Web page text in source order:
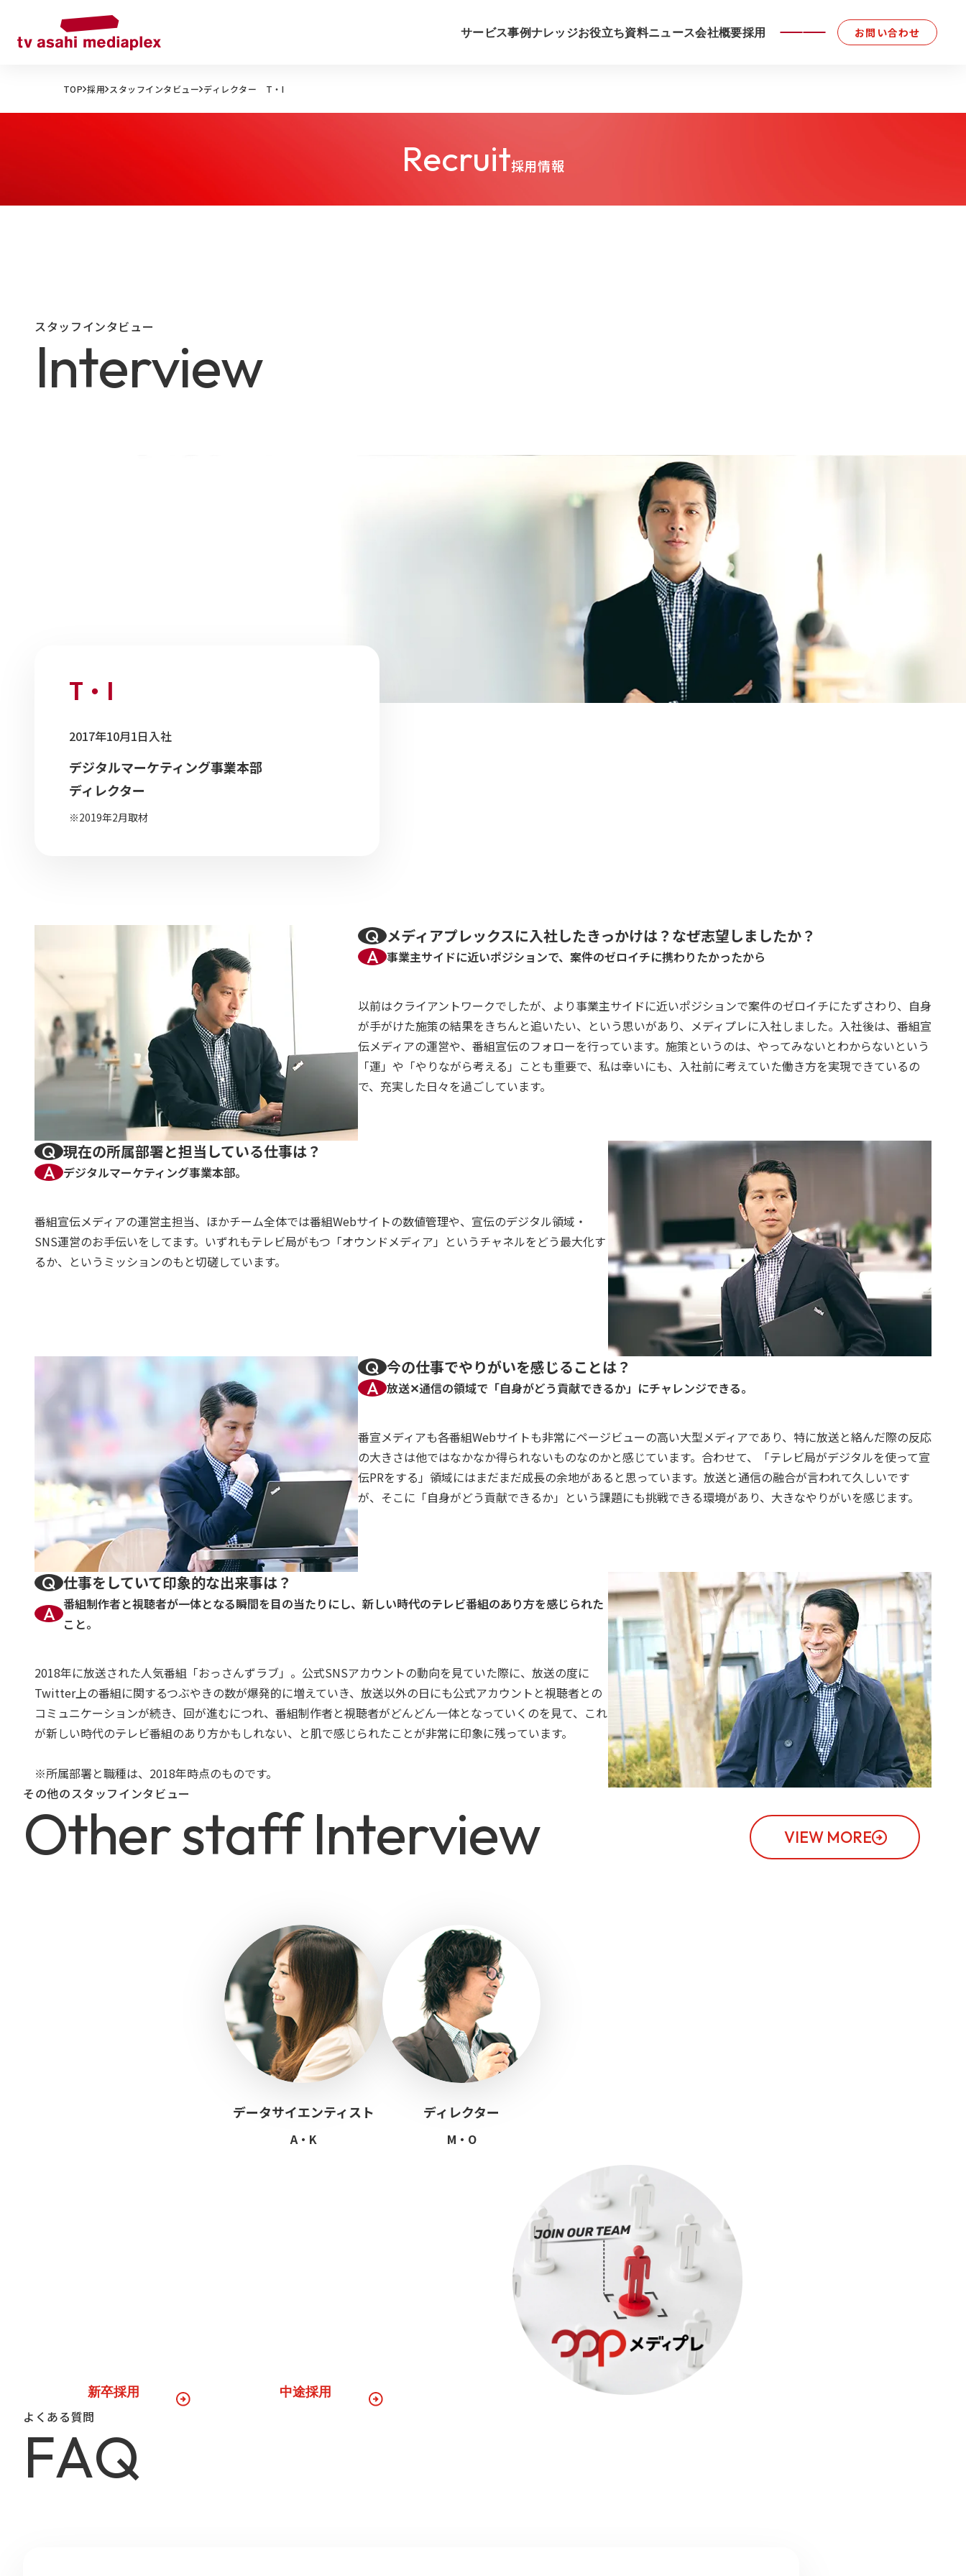
サービス事例ナレッジお役立ち資料ニュース会社概要採用 お問い合わせ
TOP 採用 スタッフインタビュー ディレクター T・I
Recruit採用情報
スタッフインタビュー
Interview
T・I
2017年10月1日入社
デジタルマーケティング事業本部
ディレクター
※2019年2月取材
メディアプレックスに入社したきっかけは？なぜ志望しましたか？
事業主サイドに近いポジションで、案件のゼロイチに携わりたかったから
以前はクライアントワークでしたが、より事業主サイドに近いポジションで案件のゼロイチにたずさわり、自身
が手がけた施策の結果をきちんと追いたい、という思いがあり、メディプレに入社しました。入社後は、番組宣
伝メディアの運営や、番組宣伝のフォローを行っています。施策というのは、やってみないとわからないという
「運」や「やりながら考える」ことも重要で、私は幸いにも、入社前に考えていた働き方を実現できているの
で、充実した日々を過ごしています。
現在の所属部署と担当している仕事は？
デジタルマーケティング事業本部。
番組宣伝メディアの運営主担当、ほかチーム全体では番組Webサイトの数値管理や、宣伝のデジタル領域・
SNS運営のお手伝いをしてます。いずれもテレビ局がもつ「オウンドメディア」というチャネルをどう最大化す
るか、というミッションのもと切磋しています。
今の仕事でやりがいを感じることは？
放送✕通信の領域で「自身がどう貢献できるか」にチャレンジできる。
番宣メディアも各番組Webサイトも非常にページビューの高い大型メディアであり、特に放送と絡んだ際の反応
の大きさは他ではなかなか得られないものなのかと感じています。合わせて、「テレビ局がデジタルを使って宣
伝PRをする」領域にはまだまだ成長の余地があると思っています。放送と通信の融合が言われて久しいです
が、そこに「自身がどう貢献できるか」という課題にも挑戦できる環境があり、大きなやりがいを感じます。
仕事をしていて印象的な出来事は？
番組制作者と視聴者が一体となる瞬間を目の当たりにし、新しい時代のテレビ番組のあり方を感じられた
こと。
2018年に放送された人気番組「おっさんずラブ」。公式SNSアカウントの動向を見ていた際に、放送の度に
Twitter上の番組に関するつぶやきの数が爆発的に増えていき、放送以外の日にも公式アカウントと視聴者との
コミュニケーションが続き、回が進むにつれ、番組制作者と視聴者がどんどん一体となっていくのを見て、これ
が新しい時代のテレビ番組のあり方かもしれない、と肌で感じられたことが非常に印象に残っています。
※所属部署と職種は、2018年時点のものです。
その他のスタッフインタビュー
Otherstaff Interview VIEW MORE
データサイエンティスト
A・K
ディレクター
M・O
新卒採用 中途採用
よくある質問
FAQ